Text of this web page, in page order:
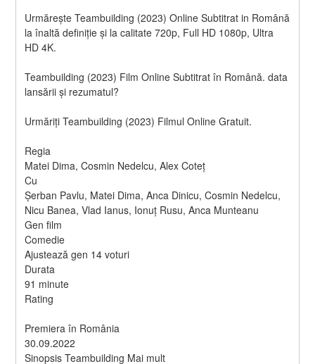
Urmărește Teambuilding (2023) Online Subtitrat in Română
la înaltă definiție și la calitate 720p, Full HD 1080p, Ultra
HD 4K.
Teambuilding (2023) Film Online Subtitrat în Română. data
lansării și rezumatul?
Urmăriți Teambuilding (2023) Filmul Online Gratuit.
Regia
Matei Dima, Cosmin Nedelcu, Alex Coteț
Cu
Șerban Pavlu, Matei Dima, Anca Dinicu, Cosmin Nedelcu,
Nicu Banea, Vlad Ianus, Ionuț Rusu, Anca Munteanu
Gen film
Comedie
Ajustează gen 14 voturi
Durata
91 minute
Rating
Premiera în România
30.09.2022
Sinopsis Teambuilding Mai mult